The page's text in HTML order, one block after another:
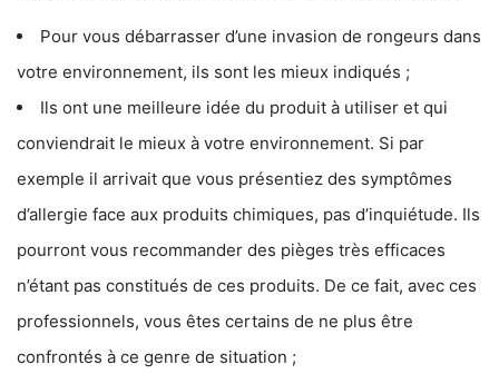
Pour vous débarrasser d’une invasion de rongeurs dans
votre environnement, ils sont les mieux indiqués ;
Ils ont une meilleure idée du produit à utiliser et qui
conviendrait le mieux à votre environnement. Si par
exemple il arrivait que vous présentiez des symptômes
d’allergie face aux produits chimiques, pas d’inquiétude. Ils
pourront vous recommander des pièges très efficaces
n’étant pas constitués de ces produits. De ce fait, avec ces
professionnels, vous êtes certains de ne plus être
confrontés à ce genre de situation ;